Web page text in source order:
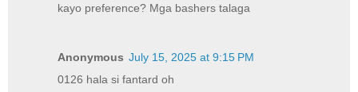
kayo preference? Mga bashers talaga
Anonymous July 15, 2025 at 9:15 PM
0126 hala si fantard oh